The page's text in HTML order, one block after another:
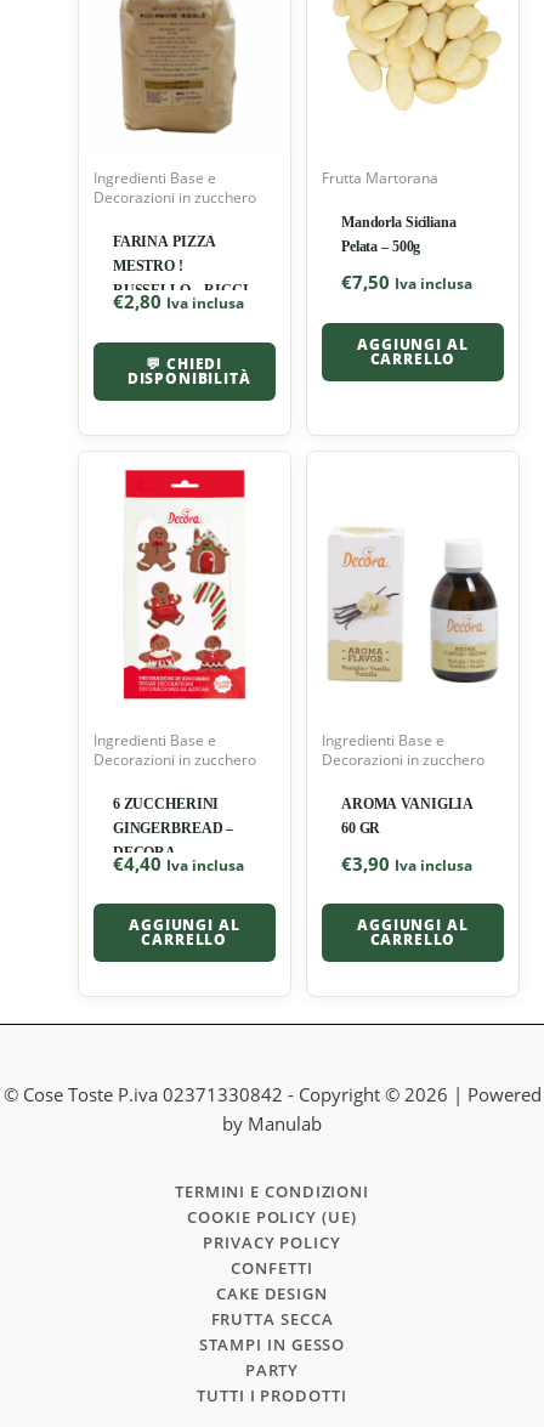
Ingredienti Base e
Decorazioni in zucchero
FARINA PIZZA
MESTRO !
RUSSELLO – RIGGI
€2,80 Iva inclusa
💬 CHIEDI
DISPONIBILITÀ
Frutta Martorana
Mandorla Siciliana
Pelata – 500g
€7,50 Iva inclusa
AGGIUNGI AL
CARRELLO
Ingredienti Base e
Decorazioni in zucchero
6 ZUCCHERINI
GINGERBREAD –
DECORA
€4,40 Iva inclusa
AGGIUNGI AL
CARRELLO
Ingredienti Base e
Decorazioni in zucchero
AROMA VANIGLIA
60 GR
€3,90 Iva inclusa
AGGIUNGI AL
CARRELLO
© Cose Toste P.iva 02371330842 - Copyright © 2026 | Powered
by Manulab
TERMINI E CONDIZIONI
COOKIE POLICY (UE)
PRIVACY POLICY
CONFETTI
CAKE DESIGN
FRUTTA SECCA
STAMPI IN GESSO
PARTY
TUTTI I PRODOTTI